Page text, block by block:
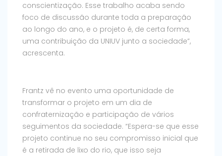
conscientização. Esse trabalho acaba sendo
foco de discussão durante toda a preparação
ao longo do ano, e o projeto é, de certa forma,
uma contribuição da UNIUV junto a sociedade”,
acrescenta.
Frantz vê no evento uma oportunidade de
transformar o projeto em um dia de
confraternização e participação de vários
seguimentos da sociedade. “Espera-se que esse
projeto continue no seu compromisso inicial que
é a retirada de lixo do rio, que isso seja